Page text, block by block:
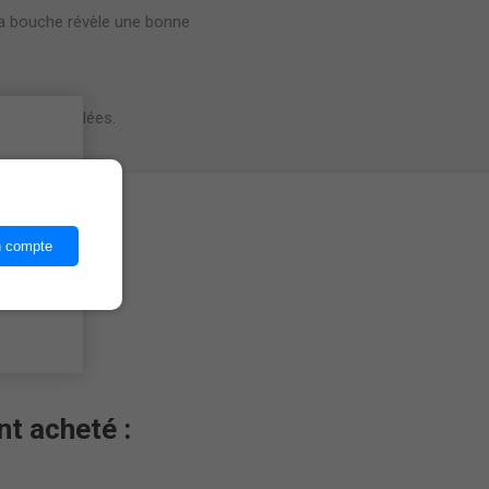
bouche révèle une bonne
grillées.
acheté :
compte